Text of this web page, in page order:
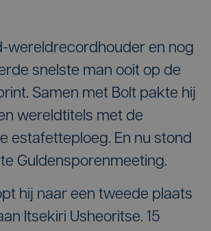
wereldrecordhouder en nog
snelste man ooit op de
Samen met Bolt pakte hij
wereldtitels met de
estafetteploeg. En nu stond
Guldensporenmeeting.
hij naar een tweede plaats
Itsekiri Usheoritse. 15